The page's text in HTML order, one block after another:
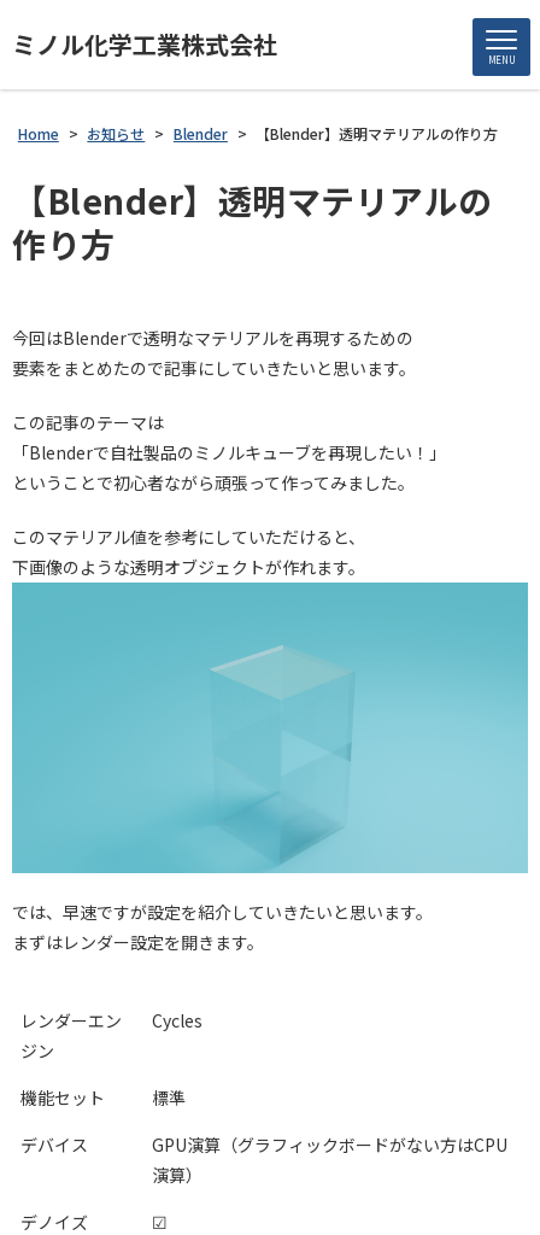
ミノル化学工業株式会社 MENU
Home > お知らせ > Blender > 【Blender】透明マテリアルの作り方
【Blender】透明マテリアルの
作り方
今回はBlenderで透明なマテリアルを再現するための
要素をまとめたので記事にしていきたいと思います。
この記事のテーマは
「Blenderで自社製品のミノルキューブを再現したい！」
ということで初心者ながら頑張って作ってみました。
このマテリアル値を参考にしていただけると、
下画像のような透明オブジェクトが作れます。
では、早速ですが設定を紹介していきたいと思います。
まずはレンダー設定を開きます。
レンダーエン
ジン
Cycles
機能セット
標準
デバイス
GPU演算（グラフィックボードがない方はCPU
演算）
デノイズ
☑